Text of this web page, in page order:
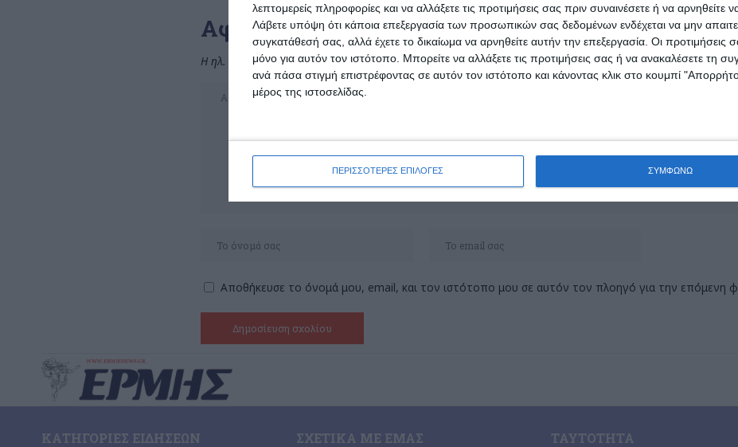
λεπτομερείς πληροφορίες και να αλλάξετε τις προτιμήσεις σας πριν συναινέσετε ή να αρνηθείτε
Λάβετε υπόψη ότι κάποια επεξεργασία των προσωπικών σας δεδομένων ενδέχεται να μην
συγκατάθεσή σας, αλλά έχετε το δικαίωμα να αρνηθείτε αυτήν την επεξεργασία. Οι προτιμήσεις
μόνο για αυτόν τον ιστότοπο. Μπορείτε να αλλάξετε τις προτιμήσεις σας ή να ανακαλέσετε τη
ανά πάσα στιγμή επιστρέφοντας σε αυτόν τον ιστότοπο και κάνοντας κλικ στο κουμπί
μέρος της ιστοσελίδας.
ΠΕΡΙΣΣΟΤΕΡΕΣ ΕΠΙΛΟΓΕΣ ΣΥΜΦΩΝΩ
Αφήστε μια απάντηση
Η ηλ. διεύθυνση σας δεν δημοσιεύεται.Τα υποχρεωτικά πεδία σημειώνονται με*
Αποθήκευσε το όνομά μου, email, και τον ιστότοπο μου σε αυτόν τον πλοηγό για την επόμενη
ΚΑΤΗΓΟΡΊΕΣ ΕΙΔΉΣΕΩΝ ΣΧΕΤΙΚΆ ΜΕ ΕΜΆΣ ΤΑΥΤΌΤΗΤΑ